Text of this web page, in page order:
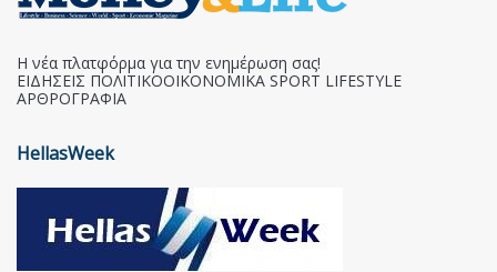
Η νέα πλατφόρμα για την ενημέρωση σας!
ΕΙΔΗΣΕΙΣ ΠΟΛΙΤΙΚΟΟΙΚΟΝΟΜΙΚΑ SPORT LIFESTYLE
ΑΡΘΡΟΓΡΑΦΙΑ
HellasWeek